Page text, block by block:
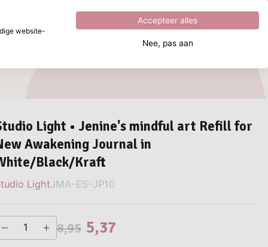
Uitstekend 4.8uit5
Light • Jenine's mindful art Refill for
Awakening Journal in
Black/Kraft
LightJMA-ES-JP10
8,95 5,37
website-
Accepteer alles
Nee, pas aan